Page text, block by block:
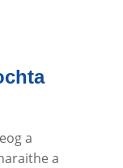
a
a